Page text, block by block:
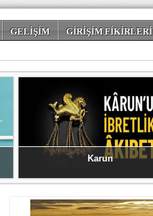
GELİŞİM GİRİŞİM FİKİRLERİ
Karun